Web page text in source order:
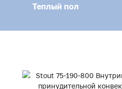
Теплый пол